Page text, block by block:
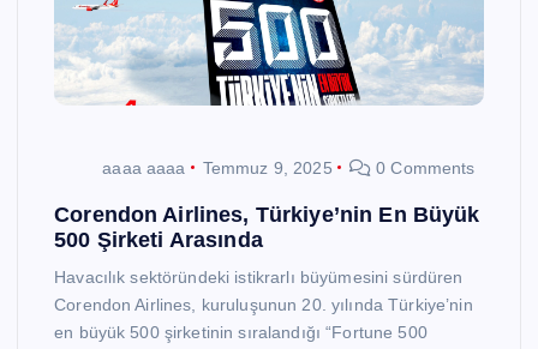
aaaa aaaa Temmuz 9, 2025 0 Comments
Corendon Airlines, Türkiye’nin En Büyük
500 Şirketi Arasında
Havacılık sektöründeki istikrarlı büyümesini sürdüren
Corendon Airlines, kuruluşunun 20. yılında Türkiye’nin
en büyük 500 şirketinin sıralandığı “Fortune 500